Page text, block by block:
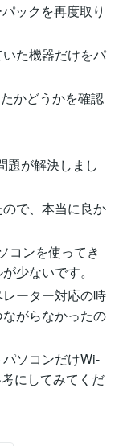
ックを再度取り
た機器だけをパ
かどうかを確認
題が解決しまし
で、本当に良か
コンを使ってき
少ないです。
ーター対応の時
がらなかったの
ソコンだけWi-
にしてみてくだ